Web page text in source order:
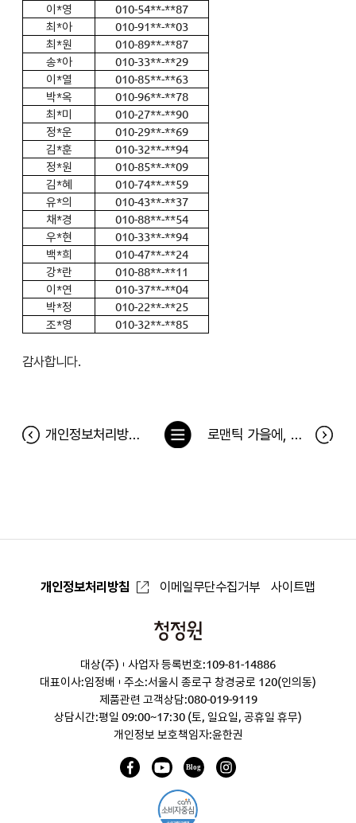
이*영
010-54**-**87
최*아
010-91**-**03
최*원
010-89**-**87
송*아
010-33**-**29
이*열
010-85**-**63
박*옥
010-96**-**78
최*미
010-27**-**90
정*운
010-29**-**69
김*훈
010-32**-**94
정*원
010-85**-**09
김*혜
010-74**-**59
유*의
010-43**-**37
채*경
010-88**-**54
우*현
010-33**-**94
백*희
010-47**-**24
강*란
010-88**-**11
이*연
010-37**-**04
박*정
010-22**-**25
조*영
010-32**-**85
감사합니다.
개인정보처리방침 변경안내 (법령개정 및 ISMS인증기준 준수) 로맨틱 가을에, 정원캠핑 10월 이벤트 당첨자
목
개인정보처리방침 이메일무단수집거부 사이트맵
청
원
대상(주)
사업자 등록번호:109-81-14886
대표이사:임정배
주소:서울시 종로구 창경궁로 120(인의동)
제품관련 고객상담:080-019-9119
상담시간:평일 09:00~17:30 (토, 일요일, 공휴일 휴무)
개인정보 보호책임자:윤한권